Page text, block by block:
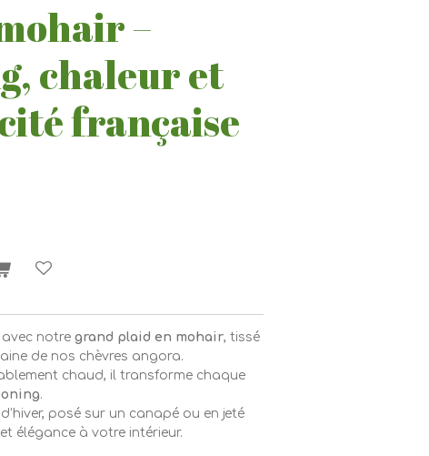
–
chaleur et
française
notre grand plaid en mohair, tissé
de nos chèvres angora.
chaud, il transforme chaque
.
posé sur un canapé ou en jeté
élégance à votre intérieur.